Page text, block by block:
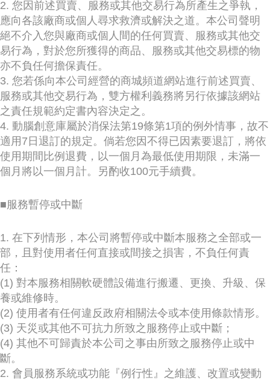
2. 您因前述買賣、服務或其他交易行為所產生之爭執，
應向各該廠商或個人尋求救濟或解決之道。本公司聲明
絕不介入您與廠商或個人間的任何買賣、服務或其他交
易行為，對於您所獲得的商品、服務或其他交易標的物
亦不負任何擔保責任。
3. 您若係向本公司經營的商城頻道網站進行前述買賣、
服務或其他交易行為，雙方權利義務將另行依據該網站
之責任規範約定書內容決定之。
4. 動腦創意庫屬於消保法第19條第1項的例外情事，故不
適用7日退訂的規定。倘若您因不得已因素要退訂，將依
使用期間比例退費，以一個月為最低使用期限，未滿一
個月將以一個月計。另酌收100元手續費。
■服務暫停或中斷
1. 在下列情形，本公司將暫停或中斷本服務之全部或一
部，且對使用者任何直接或間接之損害，不負任何責
任：
(1) 對本服務相關軟硬體設備進行搬遷、更換、升級、保
養或維修時。
(2) 使用者有任何違反政府相關法令或本使用條款情形。
(3) 天災或其他不可抗力所致之服務停止或中斷；
(4) 其他不可歸責於本公司之事由所致之服務停止或中
斷。
2. 會員服務系統或功能『例行性』之維護、改置或變動